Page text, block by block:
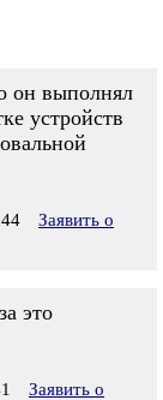
он выполнял
устройств
Заявить о
это
Заявить о